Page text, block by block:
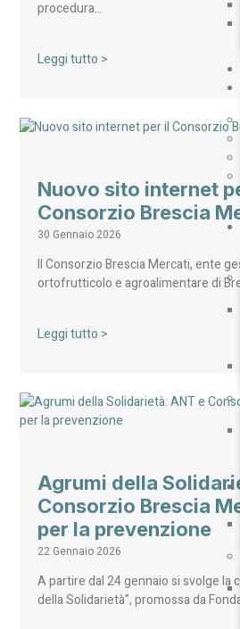
procedura…
Leggi tutto >
Nuovo sito internet
Consorzio Brescia
30 Gennaio 2026
Il Consorzio Brescia Mercati, ente
ortofrutticolo e agroalimentare di
Leggi tutto >
Agrumi della
Consorzio Brescia
per la prevenzione
22 Gennaio 2026
A partire dal 24 gennaio si svolge la
della Solidarietà”, promossa da